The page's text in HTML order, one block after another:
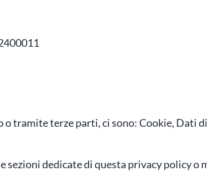
tramite terze parti, ci sono: Cookie, Dati
dedicate di questa privacy policy